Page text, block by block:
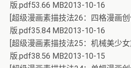
版.pdf53.66 MB2013-10-16
[超级漫画素描技法26：四格漫画
版.pdf35.84 MB2013-10-16
[超级漫画素描技法25：机械美少
版.pdf38.56 MB2013-10-15